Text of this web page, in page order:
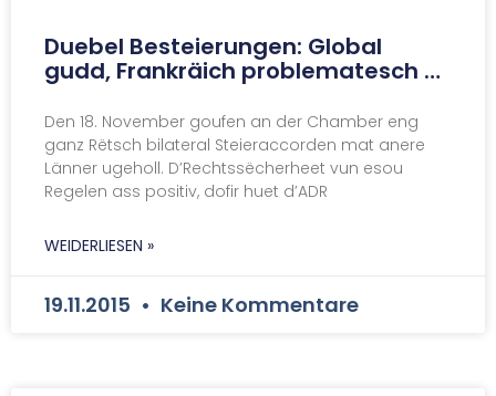
Duebel Besteierungen: Global
gudd, Frankräich problematesch …
Den 18. November goufen an der Chamber eng
ganz Rëtsch bilateral Steieraccorden mat anere
Länner ugeholl. D’Rechtssëcherheet vun esou
Regelen ass positiv, dofir huet d’ADR
WEIDERLIESEN »
19.11.2015 Keine Kommentare